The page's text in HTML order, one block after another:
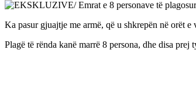
Ka pasur gjuajtje me armë, që u shkrepën në orët e
Plagë të rënda kanë marrë 8 persona, dhe disa prej